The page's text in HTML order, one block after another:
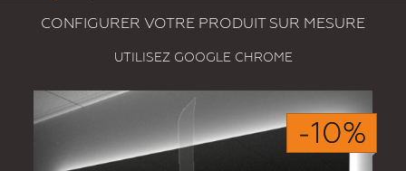
CONFIGURER VOTRE PRODUIT SUR MESURE
UTILISEZ GOOGLE CHROME
-10%